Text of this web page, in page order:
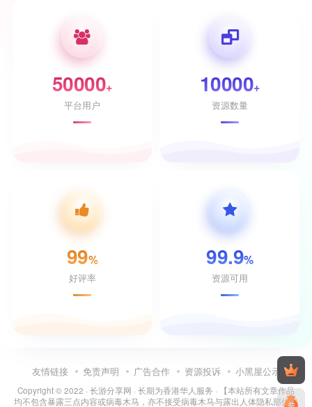
50000+
平台用户
10000+
资源数量
99%
好评率
99.9%
资源可用
友情链接 免责声明 广告合作 资源投诉 小黑屋公示
Copyright © 2022 · 长游分享网 · 长期为香港华人服务 · 【本站所有文章作品
均不包含暴露三点内容或病毒木马，亦不接受病毒木马与露出人体隐私部位投